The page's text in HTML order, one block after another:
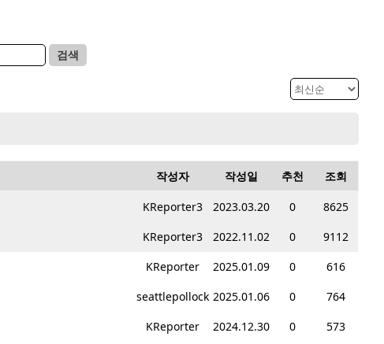
검색
작성자 작성일 추천 조회
KReporter3 2023.03.20 0
8625
KReporter3 2022.11.02 0
9112
KReporter 2025.01.09 0
616
seattlepollock 2025.01.06 0
764
KReporter 2024.12.30 0
573